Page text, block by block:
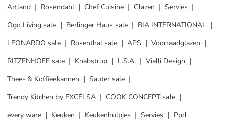
Artland
Rosendahl Chef Cuisine Glazen
Servies
Ogo Living sale
Berlinger Haus sale
BIA INTERNATIONAL
LEONARDO sale
Rosenthal sale APS
Voorraadglazen
RITZENHOFF sale
Knabstrup L.S.A.
Vialli Design
Thee- & Koffieekannen
Sauter sale
Trendy Kitchen by EXCÉLSA
COOK CONCEPT sale
every ware
Keuken Keukenhulpjes Servies Ppd